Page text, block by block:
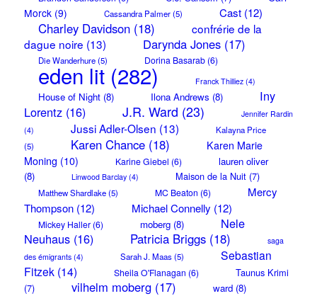
Morck(9) Cassandra Palmer(5) Cast(12)
Charley Davidson(18)
confrérie de la
dague noire (13) Darynda Jones(17)
Die Wanderhure(5) Dorina Basarab(6)
eden lit(282) Franck Thilliez(4)
House of Night(8) Ilona Andrews (8)
Iny
Lorentz(16) J.R. Ward (23)
Jennifer Rardin
(4)
Jussi Adler-Olsen (13)
Kalayna Price
(5)
Karen Chance(18)
Karen Marie
Moning (10) Karine Giebel (6)
lauren oliver
(8)
Linwood Barclay(4) Maison de la Nuit(7)
Matthew Shardlake(5) MC Beaton (6)
Mercy
Thompson(12) Michael Connelly (12)
Mickey Haller(6) moberg(8)
Nele
Neuhaus(16) Patricia Briggs(18)
saga
des émigrants(4) Sarah J. Maas(5)
Sebastian
Fitzek(14) Sheila O'Flanagan (6)
Taunus Krimi
(7)
vilhelm moberg(17) ward(8)